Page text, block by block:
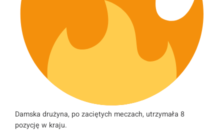
Damska drużyna, po zaciętych meczach, utrzymała 8
pozycję w kraju.